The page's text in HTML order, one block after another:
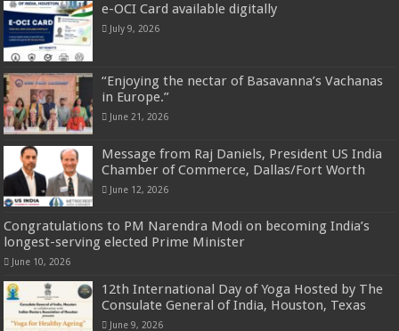
e-OCI Card available digitally
July 9, 2026
“Enjoying the nectar of Basavanna’s Vachanas
in Europe.”
June 21, 2026
Message from Raj Daniels, President US India
Chamber of Commerce, Dallas/Fort Worth
June 12, 2026
Congratulations to PM Narendra Modi on becoming India’s
longest-serving elected Prime Minister
June 10, 2026
12th International Day of Yoga Hosted by The
Consulate General of India, Houston, Texas
June 9, 2026